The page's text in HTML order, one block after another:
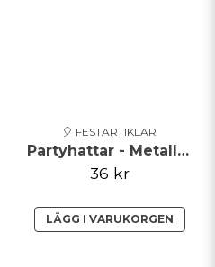
🎈 FESTARTIKLAR
Partyhattar - Metallic - Röd
36 kr
LÄGG I VARUKORGEN